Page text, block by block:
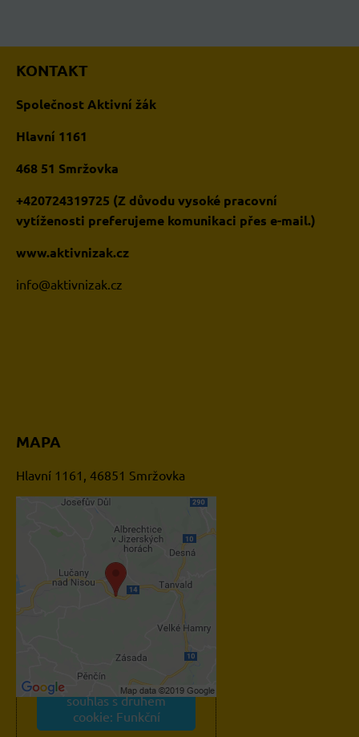
KONTAKT
Společnost Aktivní žák
Hlavní 1161
468 51 Smržovka
+420724319725 (Z důvodu vysoké pracovní
vytíženosti preferujeme komunikaci přes e-mail.)
www.aktivnizak.cz
info@aktivnizak.cz
MAPA
Hlavní 1161, 46851 Smržovka
Externí obsah je blokován
Volbami soukromí
Přejete si načíst externí
Povolit a zapamatovat -
souhlas s druhem
cookie: Funkční